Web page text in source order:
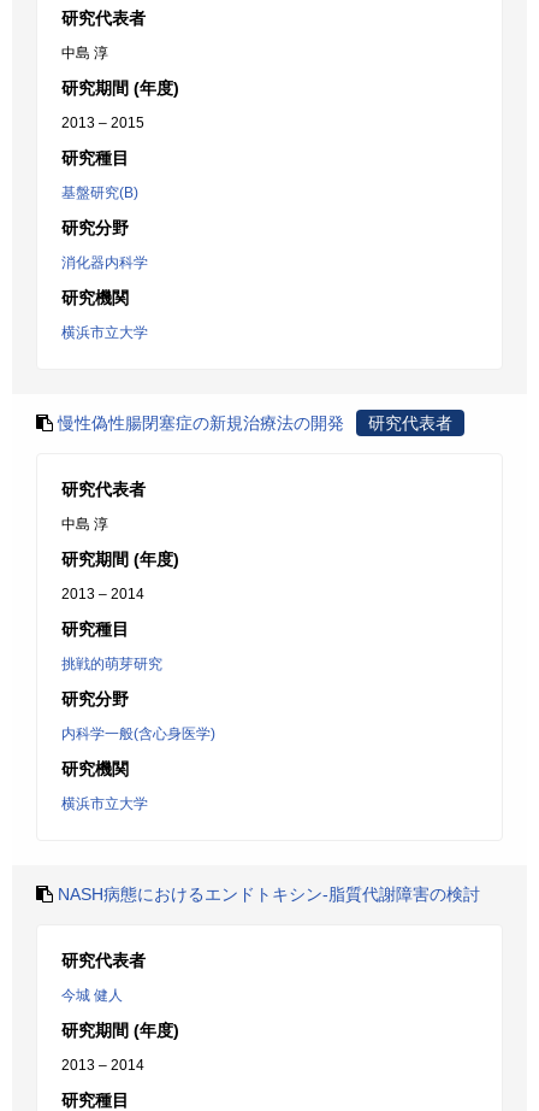
研究代表者
中島 淳
研究期間 (年度)
2013 – 2015
研究種目
基盤研究(B)
研究分野
消化器内科学
研究機関
横浜市立大学
慢性偽性腸閉塞症の新規治療法の開発 研究代表者
研究代表者
中島 淳
研究期間 (年度)
2013 – 2014
研究種目
挑戦的萌芽研究
研究分野
内科学一般(含心身医学)
研究機関
横浜市立大学
NASH病態におけるエンドトキシン-脂質代謝障害の検討
研究代表者
今城 健人
研究期間 (年度)
2013 – 2014
研究種目